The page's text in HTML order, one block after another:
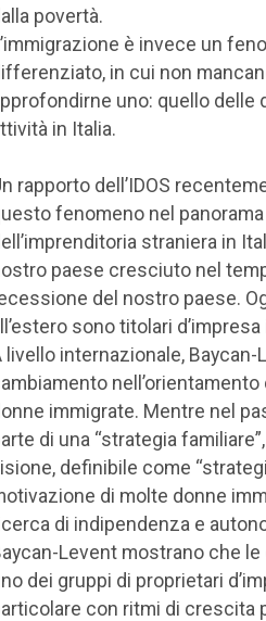
povertà.
è invece un
in cui non
uno: quello delle
in Italia.
rapporto dell’IDOS
fenomeno nel
straniera in
paese cresciuto nel
del nostro paese.
sono titolari d’impresa
livello internazionale,
immigrate. Mentre nel
di una “strategia
definibile come
di molte donne
di indipendenza e
Levent mostrano che
dei gruppi di proprietari
con ritmi di crescita